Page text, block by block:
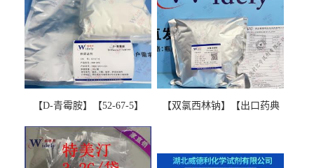
【D-青霉胺】【52-67-5】
图谱检测方法现货供应咨询
张军52-67-5
【双氯西林钠】【出口药典